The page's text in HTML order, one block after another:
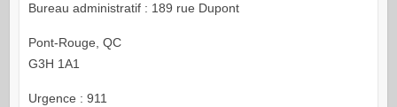
Bureau administratif : 189 rue Dupont
Pont-Rouge, QC
G3H 1A1
Urgence : 911